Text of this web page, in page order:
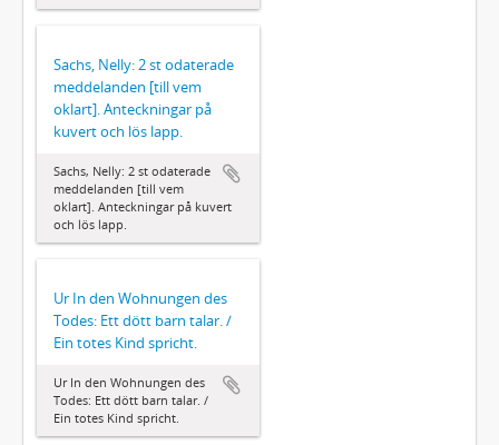
Sachs, Nelly: 2 st odaterade
meddelanden [till vem
oklart]. Anteckningar på
kuvert och lös lapp.
Sachs, Nelly: 2 st odaterade
meddelanden [till vem
oklart]. Anteckningar på kuvert
och lös lapp.
Ur In den Wohnungen des
Todes: Ett dött barn talar. /
Ein totes Kind spricht.
Ur In den Wohnungen des
Todes: Ett dött barn talar. /
Ein totes Kind spricht.